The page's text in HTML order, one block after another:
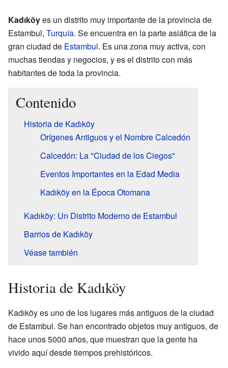
Kadıköyes un distrito muy importante de la provincia de
Estambul, Turquía. Se encuentra en la parte asiática de la
gran ciudad de Estambul. Es una zona muy activa, con
muchas tiendas y negocios, y es el distrito con más
habitantes de toda la provincia.
Contenido
Historia de Kadıköy
Orígenes Antiguos y el Nombre Calcedón
Calcedón: La "Ciudad de los Ciegos"
Eventos Importantes en la Edad Media
Kadıköy en la Época Otomana
Kadıköy: Un Distrito Moderno de Estambul
Barrios de Kadıköy
Véase también
Historia de Kadıköy
Kadıköy es uno de los lugares más antiguos de la ciudad
de Estambul. Se han encontrado objetos muy antiguos, de
hace unos 5000 años, que muestran que la gente ha
vivido aquí desde tiempos prehistóricos.